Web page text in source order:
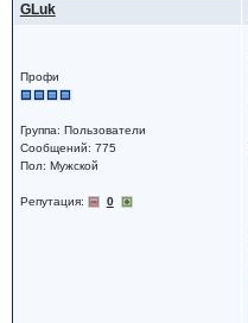
GLuk
Профи
Группа: Пользователи
Сообщений: 775
Пол: Мужской
Репутация: 0